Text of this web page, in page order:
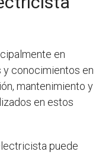
en
y conocimientos en
mantenimiento y
en estos
puede